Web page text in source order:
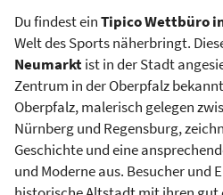
Du findest einTipico Wettbüro
Welt des Sports näherbringt.
Neumarktist in der Stadt
Zentrum in der Oberpfalz
Oberpfalz, malerisch gelegen
Nürnberg und Regensburg,
Geschichte und eine
und Moderne aus. Besucher und